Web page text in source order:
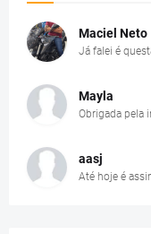
Maciel Neto
Já falei é
Mayla
Obrigada pela
aasj
Até hoje é